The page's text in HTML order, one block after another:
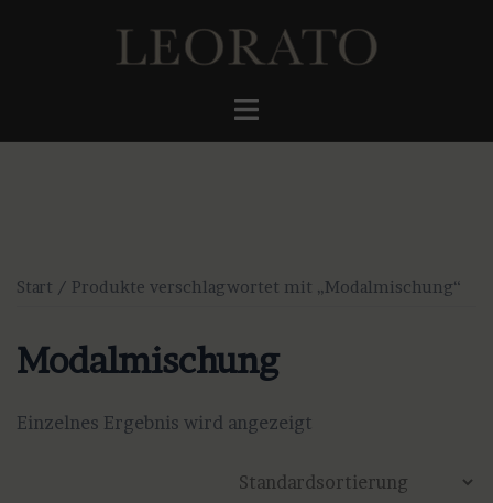
Menü
Start / Produkte verschlagwortet mit „Modalmischung“
Modalmischung
Einzelnes Ergebnis wird angezeigt